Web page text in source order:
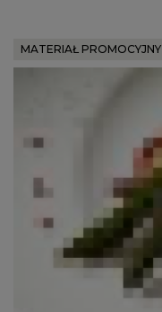
MATERIAŁ PROMOCYJNY